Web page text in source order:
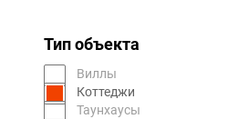
Тип объекта
Виллы
Коттеджи
Таунхаусы